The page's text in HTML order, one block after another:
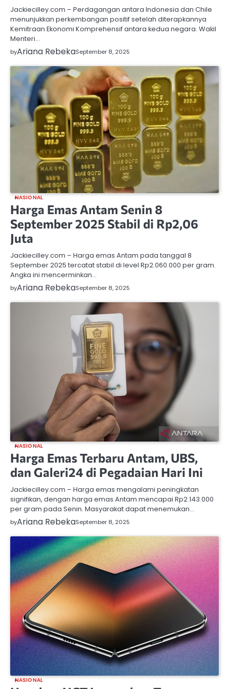
Jackiecilley.com – Perdagangan antara Indonesia dan Chile
menunjukkan perkembangan positif setelah diterapkannya
Kemitraan Ekonomi Komprehensif antara kedua negara. Wakil
Menteri…
byAriana RebekaSeptember 8, 2025
NASIONAL
Harga Emas Antam Senin 8
September 2025 Stabil di Rp2,06
Juta
Jackiecilley.com – Harga emas Antam pada tanggal 8
September 2025 tercatat stabil di level Rp2.060.000 per gram.
Angka ini mencerminkan…
byAriana RebekaSeptember 8, 2025
NASIONAL
Harga Emas Terbaru Antam, UBS,
dan Galeri24 di Pegadaian Hari Ini
Jackiecilley.com – Harga emas mengalami peningkatan
signifikan, dengan harga emas Antam mencapai Rp2.143.000
per gram pada Senin. Masyarakat dapat menemukan…
byAriana RebekaSeptember 8, 2025
NASIONAL